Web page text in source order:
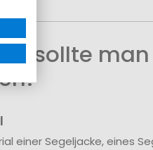
sollte
einer Segeljacke, eines